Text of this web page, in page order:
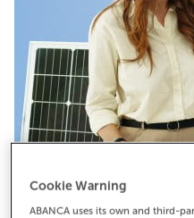
Cookie Warning
ABANCA uses its own and third-